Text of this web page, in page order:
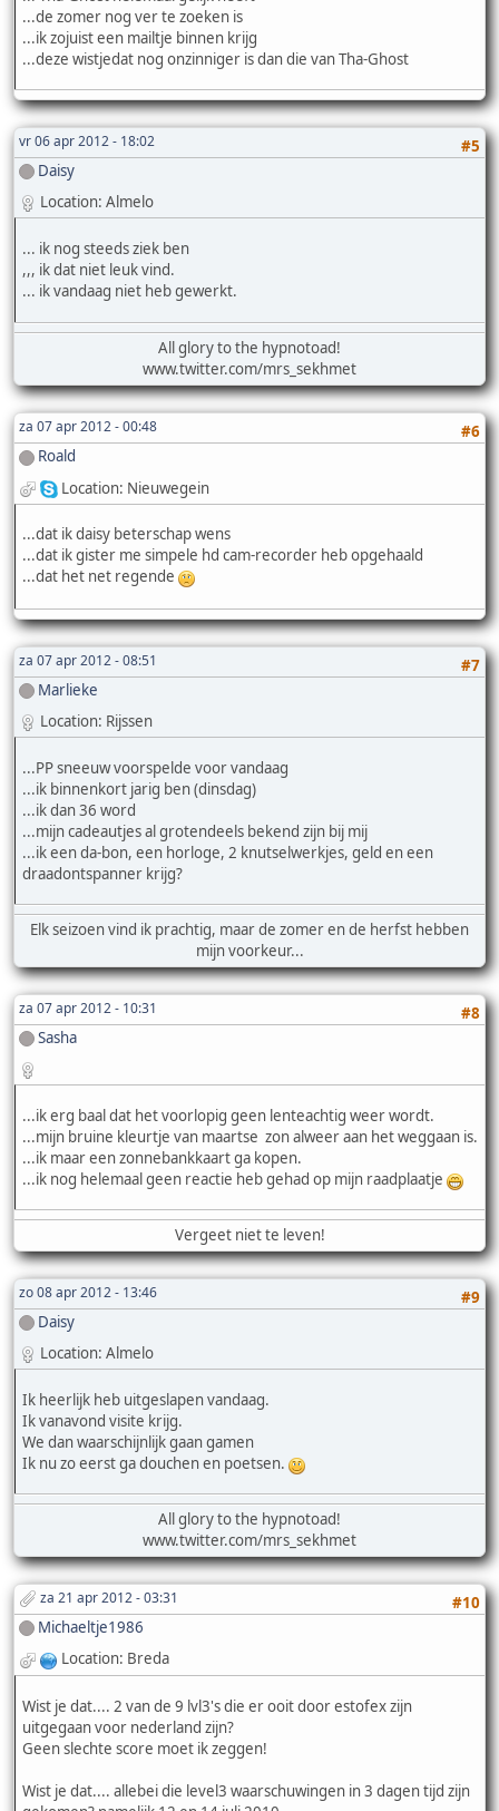
...de zomer nog ver te zoeken is
...ik zojuist een mailtje binnen krijg
...deze wistjedat nog onzinniger is dan die van Tha-Ghost
vr 06 apr 2012 - 18:02
#5
Daisy
Location: Almelo
... ik nog steeds ziek ben
,,, ik dat niet leuk vind.
... ik vandaag niet heb gewerkt.
All glory to the hypnotoad!
www.twitter.com/mrs_sekhmet
za 07 apr 2012 - 00:48
#6
Roald
Location: Nieuwegein
...dat ik daisy beterschap wens
...dat ik gister me simpele hd cam-recorder heb opgehaald
...dat het net regende
za 07 apr 2012 - 08:51
#7
Marlieke
Location: Rijssen
...PP sneeuw voorspelde voor vandaag
...ik binnenkort jarig ben (dinsdag)
...ik dan 36 word
...mijn cadeautjes al grotendeels bekend zijn bij mij
...ik een da-bon, een horloge, 2 knutselwerkjes, geld en een
draadontspanner krijg?
Elk seizoen vind ik prachtig, maar de zomer en de herfst hebben
mijn voorkeur...
za 07 apr 2012 - 10:31
#8
Sasha
...ik erg baal dat het voorlopig geen lenteachtig weer wordt.
...mijn bruine kleurtje van maartse zon alweer aan het weggaan is.
...ik maar een zonnebankkaart ga kopen.
...ik nog helemaal geen reactie heb gehad op mijn raadplaatje
Vergeet niet te leven!
zo 08 apr 2012 - 13:46
#9
Daisy
Location: Almelo
Ik heerlijk heb uitgeslapen vandaag.
Ik vanavond visite krijg.
We dan waarschijnlijk gaan gamen
Ik nu zo eerst ga douchen en poetsen.
All glory to the hypnotoad!
www.twitter.com/mrs_sekhmet
za 21 apr 2012 - 03:31
#10
Michaeltje1986
Location: Breda
Wist je dat.... 2 van de 9 lvl3's die er ooit door estofex zijn
uitgegaan voor nederland zijn?
Geen slechte score moet ik zeggen!
Wist je dat.... allebei die level3 waarschuwingen in 3 dagen tijd zijn